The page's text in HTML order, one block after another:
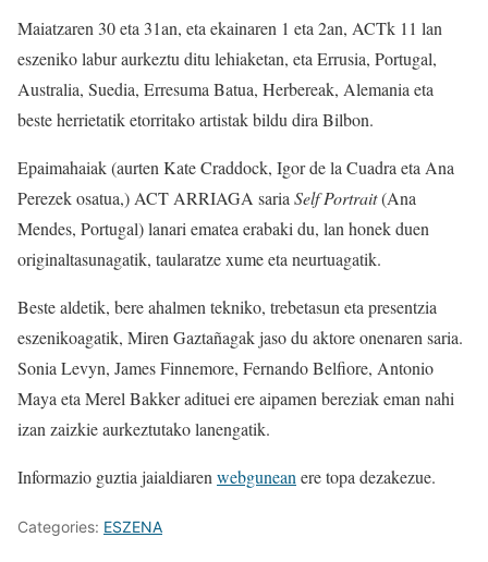
Maiatzaren 30 eta 31an, eta ekainaren 1 eta 2an, ACTk 11 lan
eszeniko labur aurkeztu ditu lehiaketan, eta Errusia, Portugal,
Australia, Suedia, Erresuma Batua, Herbereak, Alemania eta
beste herrietatik etorritako artistak bildu dira Bilbon.
Epaimahaiak (aurten Kate Craddock, Igor de la Cuadra eta Ana
Perezek osatua,) ACT ARRIAGA saria Self Portrait(Ana
Mendes, Portugal) lanari ematea erabaki du, lan honek duen
originaltasunagatik, taularatze xume eta neurtuagatik.
Beste aldetik, bere ahalmen tekniko, trebetasun eta presentzia
eszenikoagatik, Miren Gaztañagak jaso du aktore onenaren saria.
Sonia Levyn, James Finnemore, Fernando Belfiore, Antonio
Maya eta Merel Bakker adituei ere aipamen bereziak eman nahi
izan zaizkie aurkeztutako lanengatik.
Informazio guztia jaialdiaren webgunean ere topa dezakezue.
Categories: ESZENA